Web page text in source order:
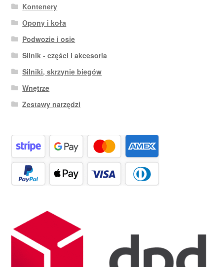
Kontenery
Opony i koła
Podwozie i osie
Silnik - części i akcesoria
Silniki, skrzynie biegów
Wnętrze
Zestawy narzędzi